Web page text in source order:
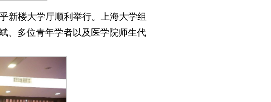
新楼大学厅顺利举行。上海大学组
、多位青年学者以及医学院师生代